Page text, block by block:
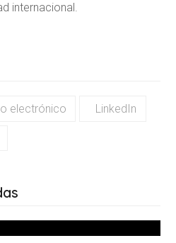
internacional.
electrónico LinkedIn